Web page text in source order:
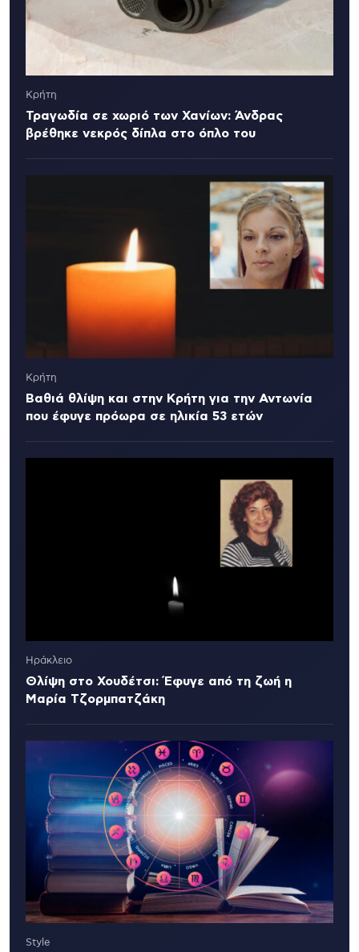
Κρήτη
Τραγωδία σε χωριό των Χανίων: Άνδρας
βρέθηκε νεκρός δίπλα στο όπλο του
Κρήτη
Βαθιά θλίψη και στην Κρήτη για την Αντωνία
που έφυγε πρόωρα σε ηλικία 53 ετών
Ηράκλειο
Θλίψη στο Χουδέτσι: Έφυγε από τη ζωή η
Μαρία Τζορμπατζάκη
Style